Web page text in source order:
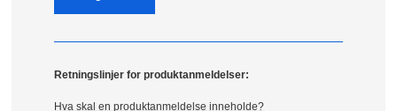
Retningslinjer for produktanmeldelser:
Hva skal en produktanmeldelse inneholde?